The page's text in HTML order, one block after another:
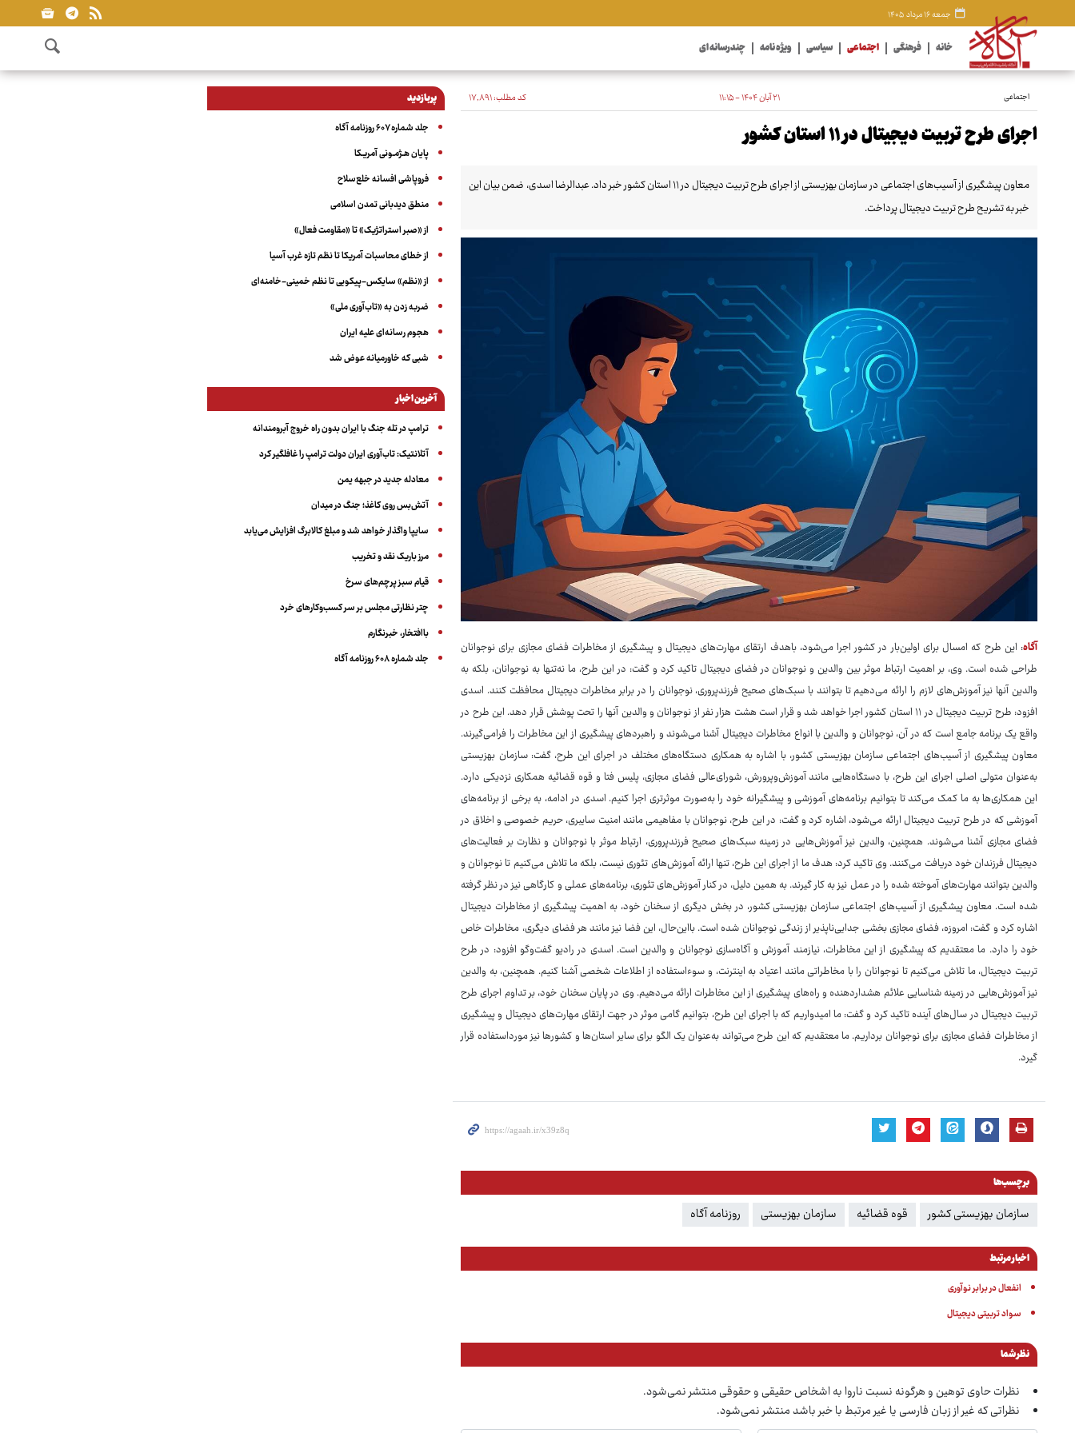
جمعه ۱۶ مرداد ۱۴۰۵
خانه فرهنگی اجتماعی سیاسی ویژه نامه چندرسانه ای
اجتماعی ۲۱ آبان ۱۴۰۴ - ۱۱:۱۵ کد مطلب:۱۷٬۸۹۱
اجرای طرح تربیت دیجیتال در ۱۱ استان کشور
معاون پیشگیری از آسیب‌های اجتماعی در سازمان بهزیستی از اجرای طرح تربیت دیجیتال در ۱۱ استان کشور خبر داد. عبدالرضا اسدی، ضمن بیان این
خبر به تشریح طرح تربیت دیجیتال پرداخت.
آگاه: این طرح که امسال برای اولین‌بار در کشور اجرا می‌شود، باهدف ارتقای مهارت‌های دیجیتال و پیشگیری از مخاطرات فضای مجازی برای نوجوانان
طراحی شده است. وی، بر اهمیت ارتباط موثر بین والدین و نوجوانان در فضای دیجیتال تاکید کرد و گفت: در این طرح، ما نه‌تنها به نوجوانان، بلکه به
والدین آنها نیز آموزش‌های لازم را ارائه می‌دهیم تا بتوانند با سبک‌های صحیح فرزندپروری، نوجوانان را در برابر مخاطرات دیجیتال محافظت کنند. اسدی
افزود: طرح تربیت دیجیتال در ۱۱ استان کشور اجرا خواهد شد و قرار است هشت هزار نفر از نوجوانان و والدین آنها را تحت پوشش قرار دهد. این طرح در
واقع یک برنامه جامع است که در آن، نوجوانان و والدین با انواع مخاطرات دیجیتال آشنا می‌شوند و راهبردهای پیشگیری از این مخاطرات را فرامی‌گیرند.
معاون پیشگیری از آسیب‌های اجتماعی سازمان بهزیستی کشور، با اشاره به همکاری دستگاه‌های مختلف در اجرای این طرح، گفت: سازمان بهزیستی
به‌عنوان متولی اصلی اجرای این طرح، با دستگاه‌هایی مانند آموزش‌وپرورش، شورای‌عالی فضای مجازی، پلیس فتا و قوه قضائیه همکاری نزدیکی دارد.
این همکاری‌ها به ما کمک می‌کند تا بتوانیم برنامه‌های آموزشی و پیشگیرانه خود را به‌صورت موثرتری اجرا کنیم. اسدی در ادامه، به برخی از برنامه‌های
آموزشی که در طرح تربیت دیجیتال ارائه می‌شود، اشاره کرد و گفت: در این طرح، نوجوانان با مفاهیمی مانند امنیت سایبری، حریم خصوصی و اخلاق در
فضای مجازی آشنا می‌شوند. همچنین، والدین نیز آموزش‌هایی در زمینه سبک‌های صحیح فرزندپروری، ارتباط موثر با نوجوانان و نظارت بر فعالیت‌های
دیجیتال فرزندان خود دریافت می‌کنند. وی تاکید کرد: هدف ما از اجرای این طرح، تنها ارائه آموزش‌های تئوری نیست، بلکه ما تلاش می‌کنیم تا نوجوانان و
والدین بتوانند مهارت‌های آموخته شده را در عمل نیز به کار گیرند. به همین دلیل، در کنار آموزش‌های تئوری، برنامه‌های عملی و کارگاهی نیز در نظر گرفته
شده است. معاون پیشگیری از آسیب‌های اجتماعی سازمان بهزیستی کشور، در بخش دیگری از سخنان خود، به اهمیت پیشگیری از مخاطرات دیجیتال
اشاره کرد و گفت: امروزه، فضای مجازی بخشی جدایی‌ناپذیر از زندگی نوجوانان شده است. بااین‌حال، این فضا نیز مانند هر فضای دیگری، مخاطرات خاص
خود را دارد. ما معتقدیم که پیشگیری از این مخاطرات، نیازمند آموزش و آگاه‌سازی نوجوانان و والدین است. اسدی در رادیو گفت‌وگو افزود: در طرح
تربیت دیجیتال، ما تلاش می‌کنیم تا نوجوانان را با مخاطراتی مانند اعتیاد به اینترنت، و سوءاستفاده از اطلاعات شخصی آشنا کنیم. همچنین، به والدین
نیز آموزش‌هایی در زمینه شناسایی علائم هشداردهنده و راه‌های پیشگیری از این مخاطرات ارائه می‌دهیم. وی در پایان سخنان خود، بر تداوم اجرای طرح
تربیت دیجیتال در سال‌های آینده تاکید کرد و گفت: ما امیدواریم که با اجرای این طرح، بتوانیم گامی موثر در جهت ارتقای مهارت‌های دیجیتال و پیشگیری
از مخاطرات فضای مجازی برای نوجوانان برداریم. ما معتقدیم که این طرح می‌تواند به‌عنوان یک الگو برای سایر استان‌ها و کشورها نیز مورداستفاده قرار
گیرد.
برچسب‌ها
سازمان بهزیستی کشور قوه قضائیه سازمان بهزیستی روزنامه آگاه
اخبار مرتبط
انفعال در برابر نوآوری
سواد تربیتی دیجیتال
نظر شما
نظرات حاوی توهین و هرگونه نسبت ناروا به اشخاص حقیقی و حقوقی منتشر نمی‌شود.
نظراتی که غیر از زبان فارسی یا غیر مرتبط با خبر باشد منتشر نمی‌شود.
پربازدید
جلد شماره ۶۰۷ روزنامه آگاه
پایان هـژمـونی آمریـکا
فروپاشی افسانه خلع‌سلاح
منطق دیدبانی تمدن اسلامی
از «صبر استراتژیک» تا «مقاومت فعال»
از خطای محاسبات آمریکا تا نظم تازه غرب آسیا
از «نظم» سایکس-پیکویی تا نظم خمینی-خامنه‌ای
ضربه زدن به «تاب‌آوری ملی»
هجوم رسانه‌ای علیه ایران
شبی که خاورمیانه عوض شد
آخرین اخبار
ترامپ در تله جنگ با ایران بدون راه خروج آبرومندانه
آتلانتیک: تاب‌آوری ایران دولت ترامپ را غافلگیر کرد
معادله جدید در جبهه یمن
آتش‌بس روی کاغذ؛ جنگ در میدان
سایپا واگذار خواهد شد و مبلغ کالابرگ افزایش می‌یابد
مرز باریک نقد و تخریب
قیام سبز پرچم‌های سرخ
چتر نظارتی مجلس بر سر کسب‌وکارهای خرد
باافتخار، خبرنگارم
جلد شماره ۶۰۸ روزنامه آگاه